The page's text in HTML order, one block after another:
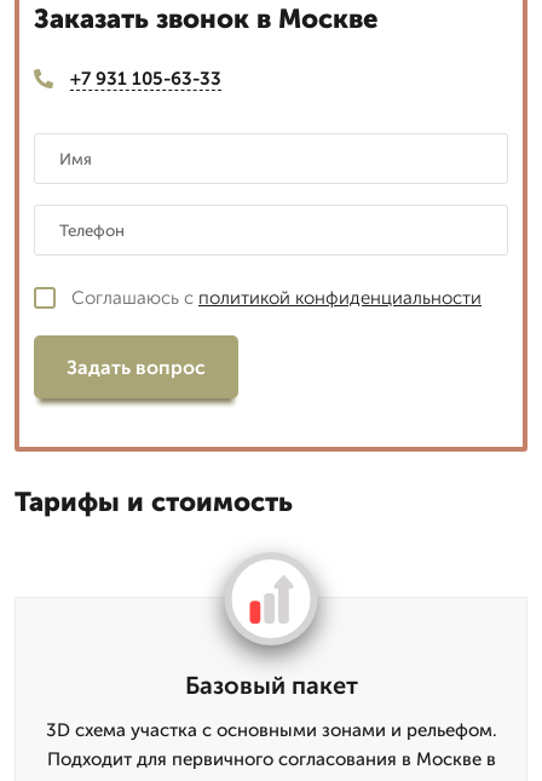
Заказать звонок в Москве
+7 931 105-63-33
Соглашаюсь с политикой конфиденциальности
Задать вопрос
Тарифы и стоимость
Базовый пакет
3D схема участка с основными зонами и рельефом.
Подходит для первичного согласования в Москве в